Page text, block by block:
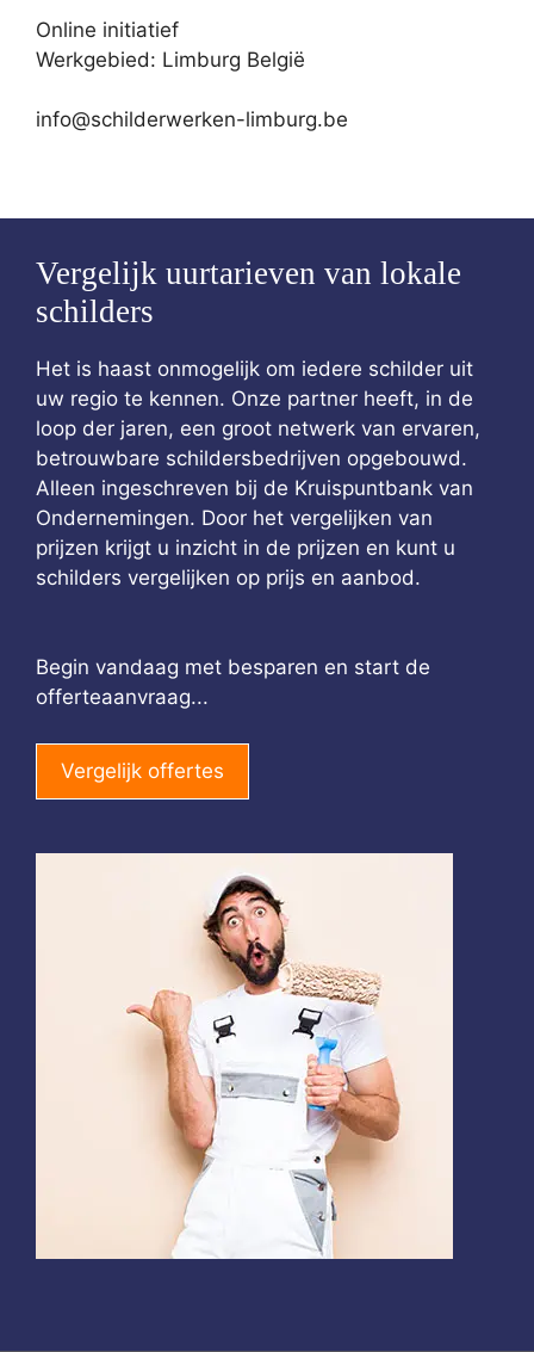
Online initiatief
Werkgebied: Limburg België
info@schilderwerken-limburg.be
Vergelijk uurtarieven van lokale
schilders
Het is haast onmogelijk om iedere schilder uit
uw regio te kennen. Onze partner heeft, in de
loop der jaren, een groot netwerk van ervaren,
betrouwbare schildersbedrijven opgebouwd.
Alleen ingeschreven bij de Kruispuntbank van
Ondernemingen. Door het vergelijken van
prijzen krijgt u inzicht in de prijzen en kunt u
schilders vergelijken op prijs en aanbod.
Begin vandaag met besparen en start de
offerteaanvraag...
Vergelijk offertes